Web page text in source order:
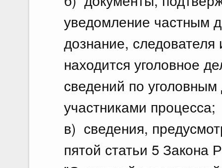
уведомление частным
дознание,
находится уголовное
сведений по
участниками процесса;
в) сведения,
пятой статьи 5 Закона